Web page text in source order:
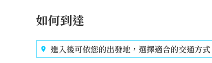
如何到達
進入後可依您的出發地，選擇適合的交通方式